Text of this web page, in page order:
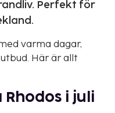
Perfekt för
varma dagar,
Här är allt
i juli